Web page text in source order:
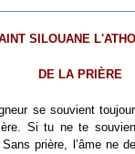
SILOUANE
DE LA PRIÈRE
se souvient
Si tu ne te
prière, l’âme ne